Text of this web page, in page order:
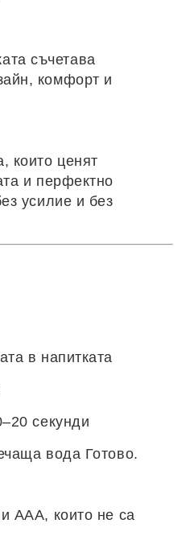
съчетава
комфорт и
които ценят
и перфектно
усилие и без
в напитката
секунди
вода Готово.
AAA, които не са